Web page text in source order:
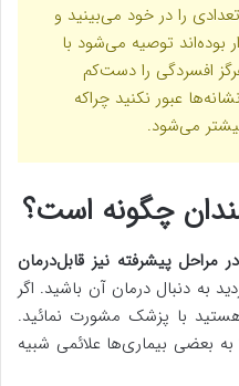
را در خود می‌بینید و
بوده‌اند توصیه می‌شود با
افسردگی را دست‌کم
عبور نکنید چراکه
می‌شود.
چگونه است؟
پیشرفته نیز قابل‌درمان
به دنبال درمان آن باشید. اگر
با پزشک مشورت نمائید.
بعضی بیماری‌ها علائمی شبیه